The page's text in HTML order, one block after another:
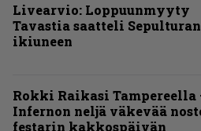
Livearvio: Loppuunmyyty
Tavastia saatteli Sepulturan
ikiuneen
Rokki Raikasi Tampereella
Infernon neljä väkevää
festarin kakkospäivän